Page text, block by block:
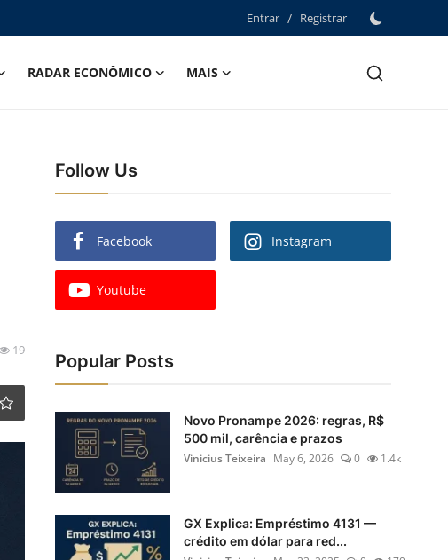
Entrar / Registrar
RADAR ECONÔMICO
MAIS
19
Follow Us
Facebook Instagram
Youtube
Popular Posts
Novo Pronampe 2026: regras, R$
500 mil, carência e prazos
Vinicius Teixeira May 6, 2026 0 1.4k
GX Explica: Empréstimo 4131 —
crédito em dólar para red...